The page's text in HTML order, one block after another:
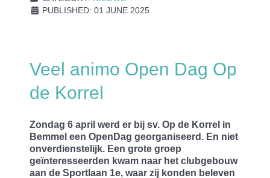
PUBLISHED: 01 JUNE 2025
Veel animo Open Dag Op
de Korrel
Zondag 6 april werd er bij sv. Op de Korrel in
Bemmel een OpenDag georganiseerd. En niet
onverdienstelijk. Een grote groep
geïnteresseerden kwam naar het clubgebouw
aan de Sportlaan 1e, waar zij konden beleven